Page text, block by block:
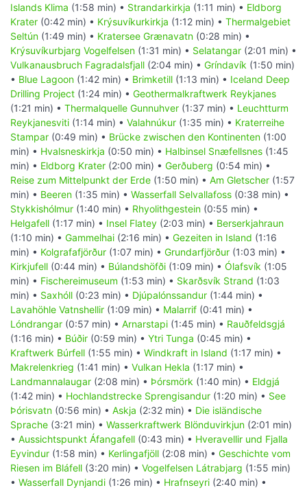
Islands Klima (1:58 min) • Strandarkirkja (1:11 min) • Eldborg
Krater (0:42 min) • Krýsuvíkurkirkja (1:12 min) • Thermalgebiet
Seltún (1:49 min) • Kratersee Grænavatn (0:28 min) •
Krýsuvíkurbjarg Vogelfelsen (1:31 min) • Selatangar (2:01 min) •
Vulkanausbruch Fagradalsfjall (2:04 min) • Gríndavík (1:50 min)
• Blue Lagoon (1:42 min) • Brimketill (1:13 min) • Iceland Deep
Drilling Project (1:24 min) • Geothermalkraftwerk Reykjanes
(1:21 min) • Thermalquelle Gunnuhver (1:37 min) • Leuchtturm
Reykjanesviti (1:14 min) • Valahnúkur (1:35 min) • Kraterreihe
Stampar (0:49 min) • Brücke zwischen den Kontinenten (1:00
min) • Hvalsneskirkja (0:50 min) • Halbinsel Snæfellsnes (1:45
min) • Eldborg Krater (2:00 min) • Gerðuberg (0:54 min) •
Reise zum Mittelpunkt der Erde (1:50 min) • Am Gletscher (1:57
min) • Beeren (1:35 min) • Wasserfall Selvallafoss (0:38 min) •
Stykkishólmur (1:40 min) • Rhyolithgestein (0:55 min) •
Helgafell (1:17 min) • Insel Flatey (2:03 min) • Berserkjahraun
(1:10 min) • Gammelhai (2:16 min) • Gezeiten in Island (1:16
min) • Kolgrafafjörður (1:07 min) • Grundarfjörður (1:03 min) •
Kirkjufell (0:44 min) • Búlandshöfði (1:09 min) • Ólafsvík (1:05
min) • Fischereimuseum (1:53 min) • Skarðsvík Strand (1:03
min) • Saxhóll (0:23 min) • Djúpalónssandur (1:44 min) •
Lavahöhle Vatnshellir (1:09 min) • Malarrif (0:41 min) •
Lóndrangar (0:57 min) • Arnarstapi (1:45 min) • Rauðfeldsgjá
(1:16 min) • Búðir (0:59 min) • Ytri Tunga (0:45 min) •
Kraftwerk Búrfell (1:55 min) • Windkraft in Island (1:17 min) •
Makrelenkrieg (1:41 min) • Vulkan Hekla (1:17 min) •
Landmannalaugar (2:08 min) • Þórsmörk (1:40 min) • Eldgjá
(1:42 min) • Hochlandstrecke Sprengisandur (1:20 min) • See
Þórisvatn (0:56 min) • Askja (2:32 min) • Die isländische
Sprache (3:21 min) • Wasserkraftwerk Blönduvirkjun (2:01 min)
• Aussichtspunkt Áfangafell (0:43 min) • Hveravellir und Fjalla
Eyvindur (1:58 min) • Kerlingafjöll (2:08 min) • Geschichte vom
Riesen im Bláfell (3:20 min) • Vogelfelsen Látrabjarg (1:55 min)
• Wasserfall Dynjandi (1:26 min) • Hrafnseyri (2:40 min) •